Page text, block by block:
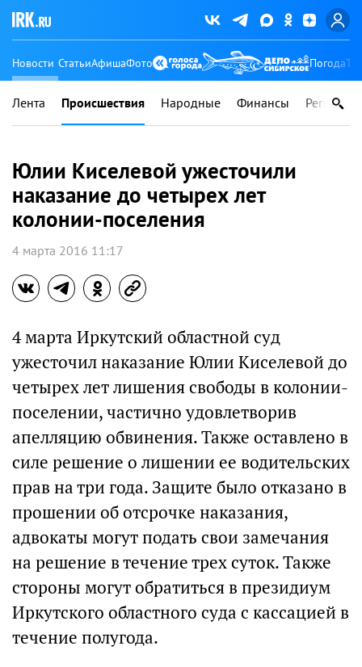
Новости СтатьиАфишаФото Погода
Лента Происшествия Народные Финансы Регионы
Юлии Киселевой ужесточили
наказание до четырех лет
колонии-поселения
4 марта 2016 11:17
4 марта Иркутский областной суд
ужесточил наказание Юлии Киселевой до
четырех лет лишения свободы в колонии-
поселении, частично удовлетворив
апелляцию обвинения. Также оставлено в
силе решение о лишении ее водительских
прав на три года. Защите было отказано в
прошении об отсрочке наказания,
адвокаты могут подать свои замечания
на решение в течение трех суток. Также
стороны могут обратиться в президиум
Иркутского областного суда с кассацией в
течение полугода.